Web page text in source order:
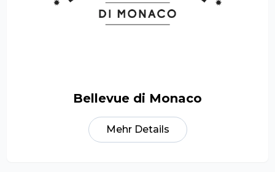
Bellevue di Monaco
Mehr Details